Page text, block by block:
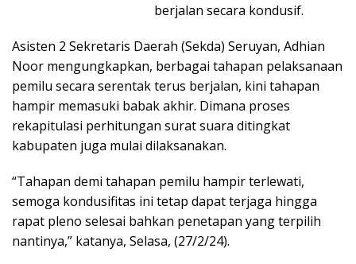
berjalan secara kondusif.
Asisten 2 Sekretaris Daerah (Sekda) Seruyan, Adhian
Noor mengungkapkan, berbagai tahapan pelaksanaan
pemilu secara serentak terus berjalan, kini tahapan
hampir memasuki babak akhir. Dimana proses
rekapitulasi perhitungan surat suara ditingkat
kabupaten juga mulai dilaksanakan.
“Tahapan demi tahapan pemilu hampir terlewati,
semoga kondusifitas ini tetap dapat terjaga hingga
rapat pleno selesai bahkan penetapan yang terpilih
nantinya,” katanya, Selasa, (27/2/24).